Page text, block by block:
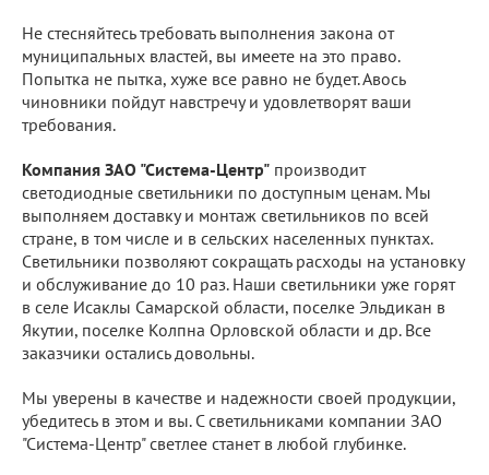
Не стесняйтесь требовать выполнения закона от
муниципальных властей, вы имеете на это право.
Попытка не пытка, хуже все равно не будет. Авось
чиновники пойдут навстречу и удовлетворят ваши
требования.
Компания ЗАО "Система-Центр" производит
светодиодные светильники по доступным ценам. Мы
выполняем доставку и монтаж светильников по всей
стране, в том числе и в сельских населенных пунктах.
Светильники позволяют сокращать расходы на установку
и обслуживание до 10 раз. Наши светильники уже горят
в селе Исаклы Самарской области, поселке Эльдикан в
Якутии, поселке Колпна Орловской области и др. Все
заказчики остались довольны.
Мы уверены в качестве и надежности своей продукции,
убедитесь в этом и вы. С светильниками компании ЗАО
"Система-Центр" светлее станет в любой глубинке.